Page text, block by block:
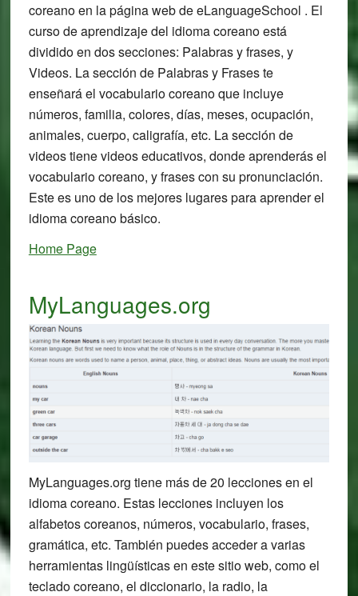
coreano en la página web de eLanguageSchool . El
curso de aprendizaje del idioma coreano está
dividido en dos secciones: Palabras y frases, y
Videos. La sección de Palabras y Frases te
enseñará el vocabulario coreano que incluye
números, familia, colores, días, meses, ocupación,
animales, cuerpo, caligrafía, etc. La sección de
videos tiene videos educativos, donde aprenderás el
vocabulario coreano, y frases con su pronunciación.
Este es uno de los mejores lugares para aprender el
idioma coreano básico.
Home Page
MyLanguages.org
MyLanguages.org tiene más de 20 lecciones en el
idioma coreano. Estas lecciones incluyen los
alfabetos coreanos, números, vocabulario, frases,
gramática, etc. También puedes acceder a varias
herramientas lingüísticas en este sitio web, como el
teclado coreano, el diccionario, la radio, la